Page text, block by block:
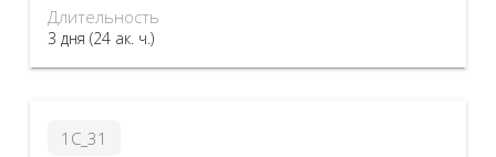
Длительность
3 дня (24 ак. ч.)
1С_31